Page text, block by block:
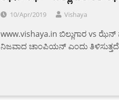
10/Apr/2019 Vishaya
www.vishaya.in ಬಿಲ್ಲುಗಾರ vs
ನಿಜವಾದ ಚಾಂಪಿಯನ್ ಎಂದು